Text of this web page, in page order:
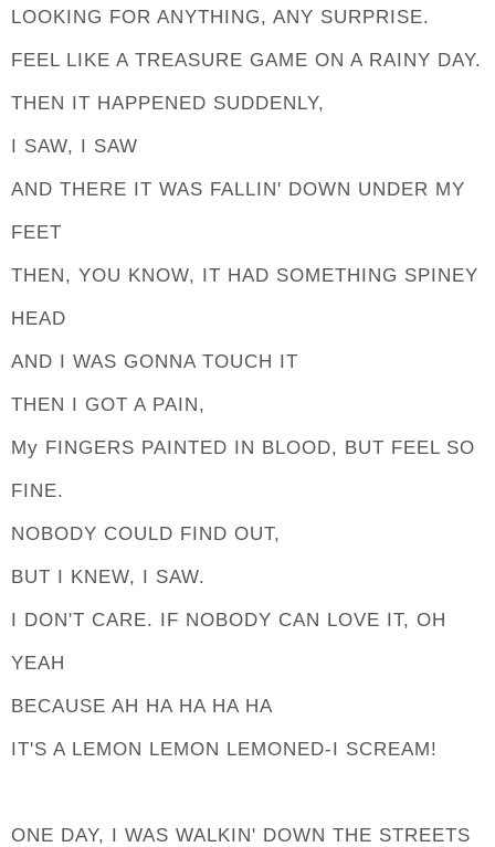
LOOKING FOR ANYTHING, ANY SURPRISE.
FEEL LIKE A TREASURE GAME ON A RAINY DAY.
THEN IT HAPPENED SUDDENLY,
I SAW, I SAW
AND THERE IT WAS FALLIN' DOWN UNDER MY
FEET
THEN, YOU KNOW, IT HAD SOMETHING SPINEY
HEAD
AND I WAS GONNA TOUCH IT
THEN I GOT A PAIN,
My FINGERS PAINTED IN BLOOD, BUT FEEL SO
FINE.
NOBODY COULD FIND OUT,
BUT I KNEW, I SAW.
I DON'T CARE. IF NOBODY CAN LOVE IT, OH
YEAH
BECAUSE AH HA HA HA HA
IT'S A LEMON LEMON LEMONED-I SCREAM!
ONE DAY, I WAS WALKIN' DOWN THE STREETS